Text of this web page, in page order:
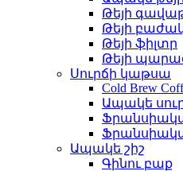
Թեյի
Թեյի
Թեյի ֆիլտր
Թեյի
Սուրճի կաթսա
Cold Brew
Ապակե
Ապակե շիշ
Գինու բաք